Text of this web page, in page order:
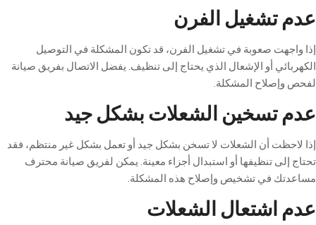
عدم تشغيل الفرن
إذا واجهت صعوبة في تشغيل الفرن، قد تكون المشكلة في التوصيل
الكهربائي أو الإشعال الذي يحتاج إلى تنظيف. يفضل الاتصال بفريق صيانة
لفحص وإصلاح المشكلة.
عدم تسخين الشعلات بشكل جيد
إذا لاحظت أن الشعلات لا تسخن بشكل جيد أو تعمل بشكل غير منتظم، فقد
تحتاج إلى تنظيفها أو استبدال أجزاء معينة. يمكن لفريق صيانة محترف
مساعدتك في تشخيص وإصلاح هذه المشكلة.
عدم اشتعال الشعلات